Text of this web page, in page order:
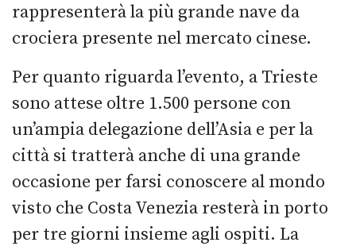
rappresenterà la più grande nave da
crociera presente nel mercato cinese.
Per quanto riguarda l’evento, a Trieste
sono attese oltre 1.500 persone con
un’ampia delegazione dell’Asia e per la
città si tratterà anche di una grande
occasione per farsi conoscere al mondo
visto che Costa Venezia resterà in porto
per tre giorni insieme agli ospiti. La